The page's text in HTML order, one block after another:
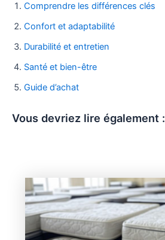
Comprendre les différences clés
Confort et adaptabilité
Durabilité et entretien
Santé et bien-être
Guide d’achat
Vous devriez lire également :